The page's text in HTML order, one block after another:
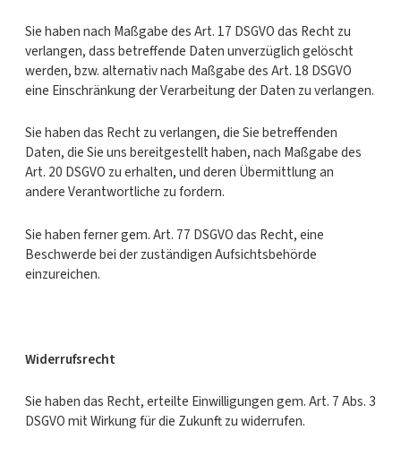
Sie haben nach Maßgabe des Art. 17 DSGVO das Recht zu
verlangen, dass betreffende Daten unverzüglich gelöscht
werden, bzw. alternativ nach Maßgabe des Art. 18 DSGVO
eine Einschränkung der Verarbeitung der Daten zu verlangen.
Sie haben das Recht zu verlangen, die Sie betreffenden
Daten, die Sie uns bereitgestellt haben, nach Maßgabe des
Art. 20 DSGVO zu erhalten, und deren Übermittlung an
andere Verantwortliche zu fordern.
Sie haben ferner gem. Art. 77 DSGVO das Recht, eine
Beschwerde bei der zuständigen Aufsichtsbehörde
einzureichen.
Widerrufsrecht
Sie haben das Recht, erteilte Einwilligungen gem. Art. 7 Abs. 3
DSGVO mit Wirkung für die Zukunft zu widerrufen.